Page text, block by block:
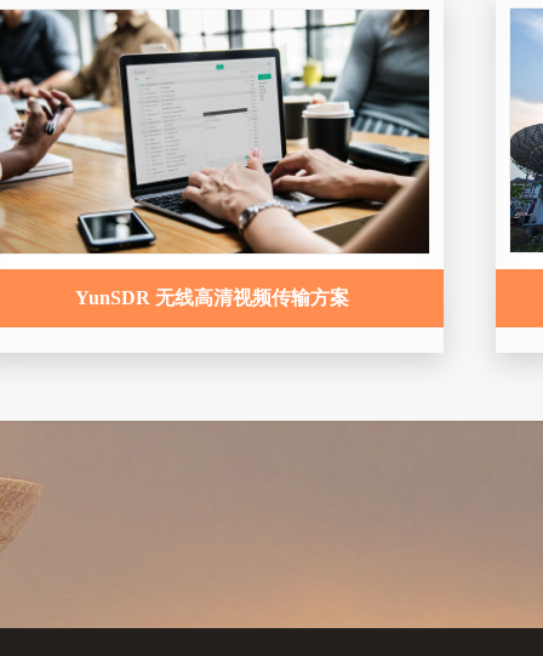
YunSDR 无线高清视频传输方案